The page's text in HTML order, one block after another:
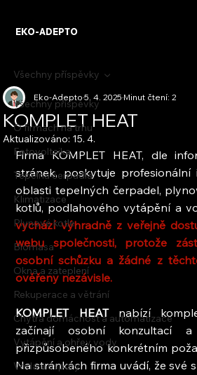
EKO-ADEPTO
Všechny příspěvky
O firmách na trhu
Fotovoltaika
Tepelná čerpadla
Klimatizace
Plynové kotle
Biomasa
Okna a zateplení
Rekuperace a větrání
Chytrá domácnost a automatizace
Vytápění a ohřev vody
Voda a úspory
Všechny příspěvky
KOMPLET HEAT
Eko-Adepto5. 4. 2025Minut čtení: 2
Aktualizováno: 15. 4.
Firma KOMPLET HEAT, dle
stránek, poskytuje profesionální
oblasti tepelných čerpadel,
kotlů, podlahového vytápění a
vychází výhradně z veřejně
webu společnosti, protože
osobní schůzku a žádné z
ověřeny nezávisle.
KOMPLET HEAT nabízí
začínají osobní konzultací
přizpůsobeného konkrétním
Na stránkách firma uvádí, že své